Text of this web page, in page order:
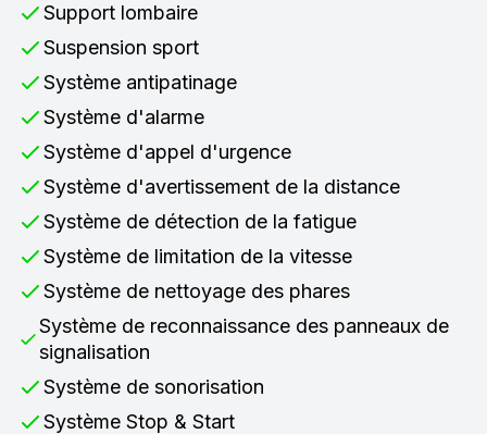
Support lombaire
Suspension sport
Système antipatinage
Système d'alarme
Système d'appel d'urgence
Système d'avertissement de la distance
Système de détection de la fatigue
Système de limitation de la vitesse
Système de nettoyage des phares
Système de reconnaissance des panneaux de
signalisation
Système de sonorisation
Système Stop & Start